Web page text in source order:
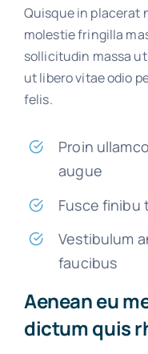
Quisque in placerat
molestie fringilla
sollicitudin massa
ut libero vitae odio
felis.
Proin
augue
Fusce finibu
Vestibulum
faucibus
Aenean eu
dictum quis